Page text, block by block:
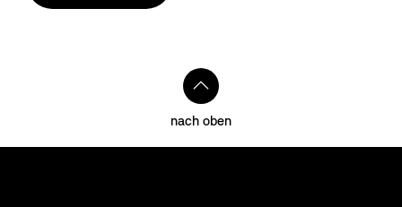
nach oben